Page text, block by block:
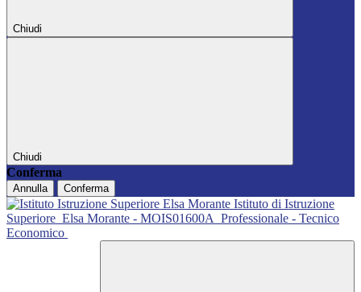
Chiudi
Chiudi
Conferma
Annulla Conferma
Istituto di Istruzione
Superiore Elsa Morante - MOIS01600A Professionale - Tecnico
Economico